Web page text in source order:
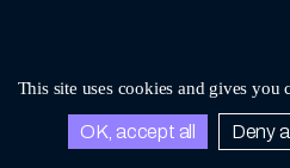
This site uses cookies and gives
OK, accept all Deny